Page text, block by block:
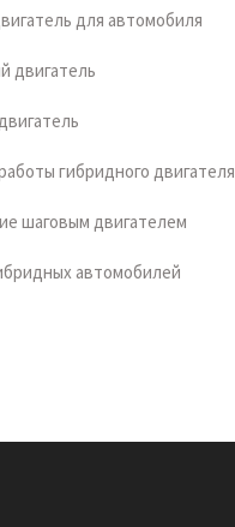
для автомобиля
двигатель
гибридного двигателя
шаговым двигателем
автомобилей